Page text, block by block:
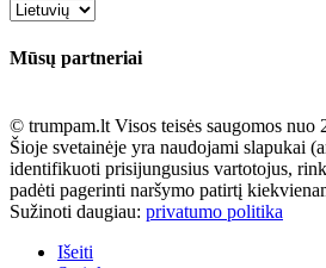
Mūsų partneriai
© trumpam.lt Visos teisės saugomos nuo
Šioje svetainėje yra naudojami slapukai
identifikuoti prisijungusius vartotojus,
padėti pagerinti naršymo patirtį
Sužinoti daugiau: privatumo politika
Išeiti